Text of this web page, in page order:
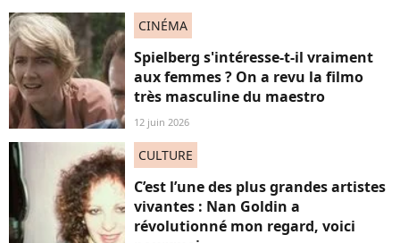
CINÉMA
Spielberg s'intéresse-t-il vraiment
aux femmes ? On a revu la filmo
très masculine du maestro
12 juin 2026
CULTURE
C’est l’une des plus grandes artistes
vivantes : Nan Goldin a
révolutionné mon regard, voici